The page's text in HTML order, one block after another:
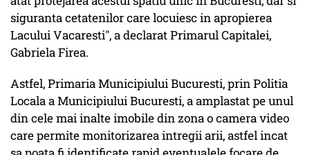
siguranta cetatenilor care locuiesc in apropierea
Lacului Vacaresti", a declarat Primarul Capitalei,
Gabriela Firea.
Astfel, Primaria Municipiului Bucuresti, prin Politia
Locala a Municipiului Bucuresti, a amplastat pe unul
din cele mai inalte imobile din zona o camera video
care permite monitorizarea intregii arii, astfel incat